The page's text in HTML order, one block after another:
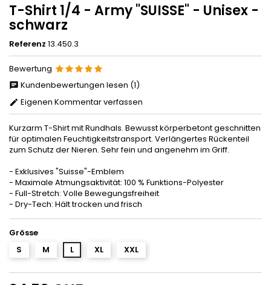
T-Shirt 1/4 - Army "SUISSE" - Unisex -
schwarz
Referenz 13.450.3
Bewertung
Kundenbewertungen lesen (1)
Eigenen Kommentar verfassen
Kurzarm T-Shirt mit Rundhals. Bewusst körperbetont geschnitten
für optimalen Feuchtigkeitstransport. Verlängertes Rückenteil
zum Schutz der Nieren. Sehr fein und angenehm im Griff.
- Exklusives "Suisse"-Emblem
- Maximale Atmungsaktivität: 100 % Funktions-Polyester
- Full-Stretch: Volle Bewegungsfreiheit
- Dry-Tech: Hält trocken und frisch
Grösse
S
M L XL XXL